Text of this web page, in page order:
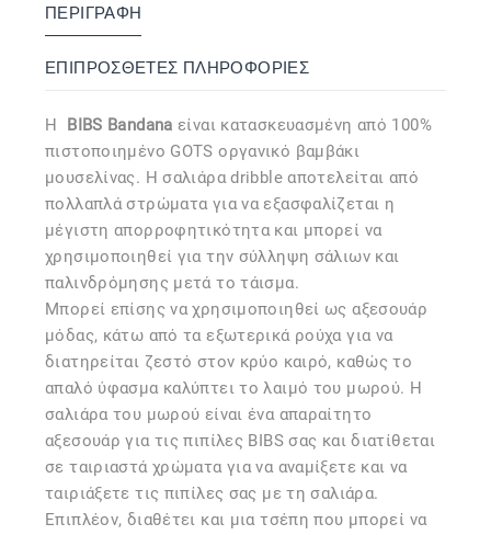
ΠΕΡΙΓΡΑΦΉ
ΕΠΙΠΡΌΣΘΕΤΕΣ ΠΛΗΡΟΦΟΡΊΕΣ
Η BIBS Bandana είναι κατασκευασμένη από 100%
πιστοποιημένο GOTS οργανικό βαμβάκι
μουσελίνας. Η σαλιάρα dribble αποτελείται από
πολλαπλά στρώματα για να εξασφαλίζεται η
μέγιστη απορροφητικότητα και μπορεί να
χρησιμοποιηθεί για την σύλληψη σάλιων και
παλινδρόμησης μετά το τάισμα.
Μπορεί επίσης να χρησιμοποιηθεί ως αξεσουάρ
μόδας, κάτω από τα εξωτερικά ρούχα για να
διατηρείται ζεστό στον κρύο καιρό, καθώς το
απαλό ύφασμα καλύπτει το λαιμό του μωρού. Η
σαλιάρα του μωρού είναι ένα απαραίτητο
αξεσουάρ για τις πιπίλες BIBS σας και διατίθεται
σε ταιριαστά χρώματα για να αναμίξετε και να
ταιριάξετε τις πιπίλες σας με τη σαλιάρα.
Επιπλέον, διαθέτει και μια τσέπη που μπορεί να